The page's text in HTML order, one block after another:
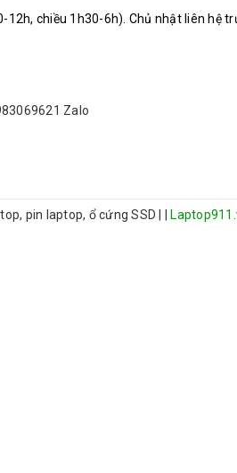
chiều 1h30-6h). Chủ nhật liên hệ
Zalo
pin laptop, ổ cứng SSD